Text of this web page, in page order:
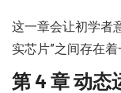
这一章会让初学者
实芯片”之间存在着
第 4 章 动态